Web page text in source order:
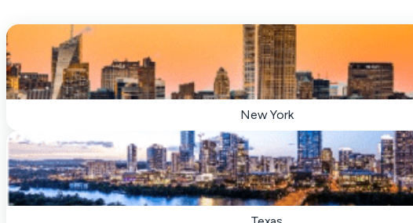
New York